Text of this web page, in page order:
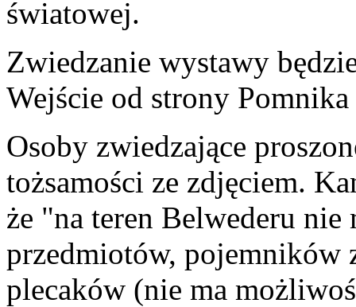
światowej.
Zwiedzanie wystawy
Wejście od strony Pomnika
Osoby zwiedzające
tożsamości ze zdjęciem.
że "na teren Belwederu
przedmiotów, pojemników
plecaków (nie ma